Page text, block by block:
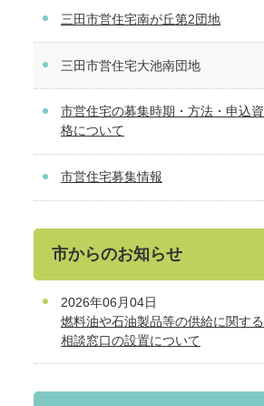
三田市営住宅南が丘第2団地
三田市営住宅大池南団地
市営住宅の募集時期・方法・申込資
格について
市営住宅募集情報
市からのお知らせ
2026年06月04日
燃料油や石油製品等の供給に関する
相談窓口の設置について